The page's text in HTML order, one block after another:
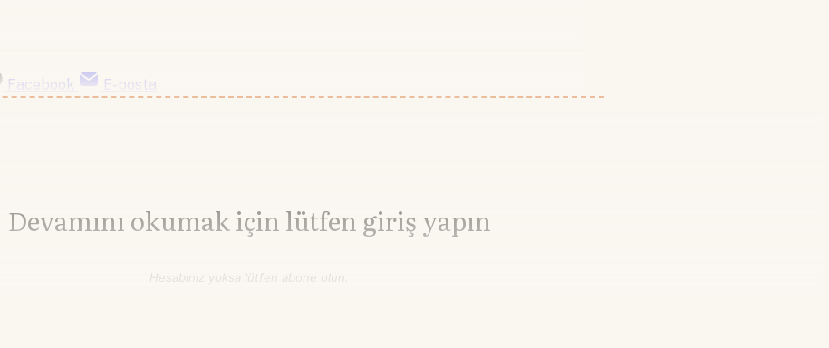
Facebook E-posta
Devamını okumak için lütfen giriş yapın
Hesabınız yoksa lütfen abone olun.